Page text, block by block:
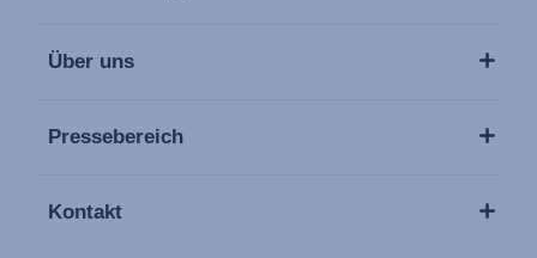
Über uns
Pressebereich
Kontakt